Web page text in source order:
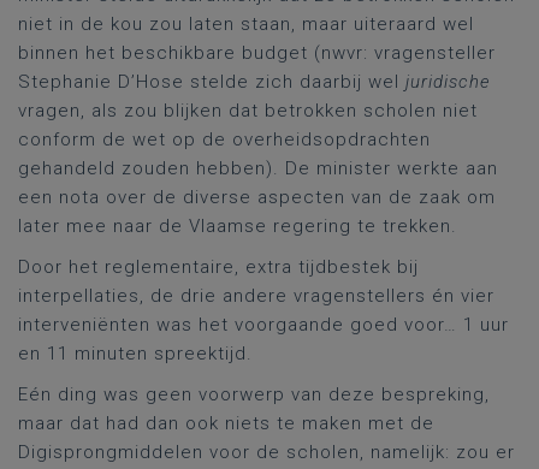
niet in de kou zou laten staan, maar uiteraard wel
binnen het beschikbare budget (nwvr: vragensteller
Stephanie D’Hose stelde zich daarbij wel juridische
vragen, als zou blijken dat betrokken scholen niet
conform de wet op de overheidsopdrachten
gehandeld zouden hebben). De minister werkte aan
een nota over de diverse aspecten van de zaak om
later mee naar de Vlaamse regering te trekken.
Door het reglementaire, extra tijdbestek bij
interpellaties, de drie andere vragenstellers én vier
interveniënten was het voorgaande goed voor… 1 uur
en 11 minuten spreektijd.
Eén ding was geen voorwerp van deze bespreking,
maar dat had dan ook niets te maken met de
Digisprongmiddelen voor de scholen, namelijk: zou er